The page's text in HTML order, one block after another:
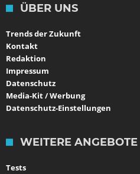
ÜBER UNS
Trends der Zukunft
Kontakt
Redaktion
Impressum
Datenschutz
Media-Kit / Werbung
Datenschutz-Einstellungen
WEITERE ANGEBOTE
Tests